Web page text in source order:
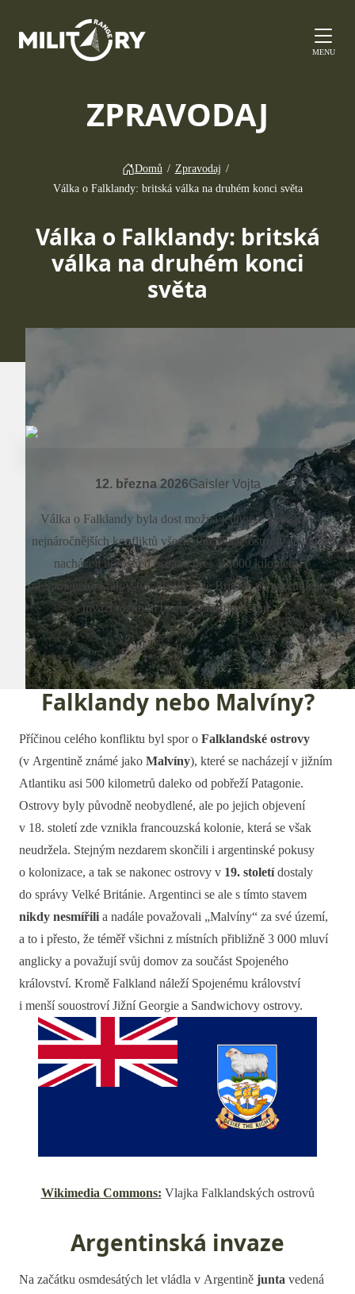
MENU
ZPRAVODAJ
Domů / Zpravodaj /
Válka o Falklandy: britská válka na druhém konci světa
Válka o Falklandy: britská
válka na druhém konci
světa
12. března 2026Gaisler Vojta
Válka o Falklandy byla dost možná jednou z logisticky
nejnáročnějších konfliktů všech dob. Pusté ostrovy se totiž
nacházejí uprostřed oceánu přes 13 000 kilometrů
od Spojeného království. Přesto se je Britové po argentinské
invazi rozhodli bránit za každou cenu.
Falklandy nebo Malvíny?
Příčinou celého konfliktu byl spor o Falklandské ostrovy
(v Argentině známé jako Malvíny), které se nacházejí v jižním
Atlantiku asi 500 kilometrů daleko od pobřeží Patagonie.
Ostrovy byly původně neobydlené, ale po jejich objevení
v 18. století zde vznikla francouzská kolonie, která se však
neudržela. Stejným nezdarem skončili i argentinské pokusy
o kolonizace, a tak se nakonec ostrovy v 19. stoletídostaly
do správy Velké Británie. Argentinci se ale s tímto stavem
nikdy nesmířili a nadále považovali „Malvíny“ za své území,
a to i přesto, že téměř všichni z místních přibližně 3 000 mluví
anglicky a považují svůj domov za součást Spojeného
království. Kromě Falkland náleží Spojenému království
i menší souostroví Jižní Georgie a Sandwichovy ostrovy.
Wikimedia Commons: Vlajka Falklandských ostrovů
Argentinská invaze
Na začátku osmdesátých let vládla v Argentině junta vedená